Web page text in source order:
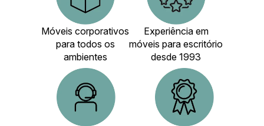
Móveis corporativos
para todos os
ambientes
Experiência em
móveis para escritório
desde 1993